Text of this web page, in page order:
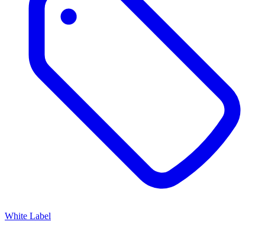
White Label